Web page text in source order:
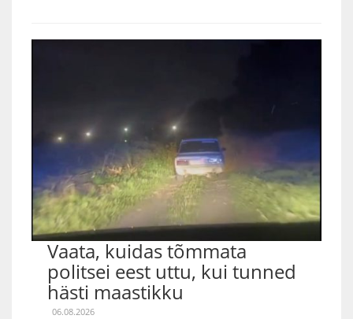
Vaata, kuidas tõmmata
politsei eest uttu, kui tunned
hästi maastikku
06.08.2026